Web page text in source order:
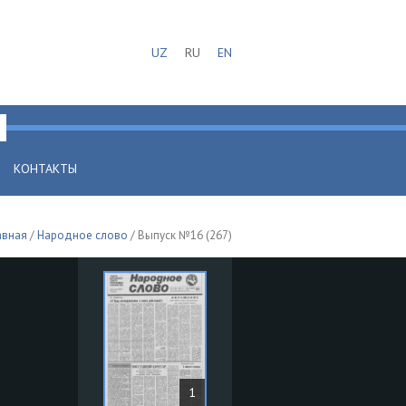
UZ RU EN
КОНТАКТЫ
/Народное слово / Выпуск №16 (267)
1